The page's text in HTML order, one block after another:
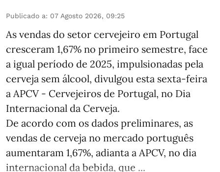
Publicado a: 07 Agosto 2026, 09:25
As vendas do setor cervejeiro em Portugal
cresceram 1,67% no primeiro semestre, face
a igual período de 2025, impulsionadas pela
cerveja sem álcool, divulgou esta sexta-feira
a APCV - Cervejeiros de Portugal, no Dia
Internacional da Cerveja.
De acordo com os dados preliminares, as
vendas de cerveja no mercado português
aumentaram 1,67%, adianta a APCV, no dia
internacional da bebida, que ...